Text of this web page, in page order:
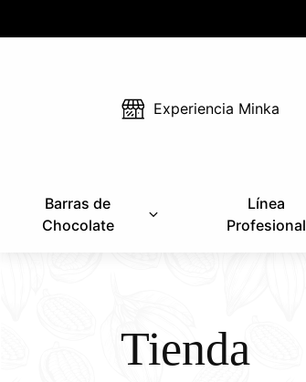
Experiencia Minka
Barras de
Chocolate
Línea
Profesional
Tienda